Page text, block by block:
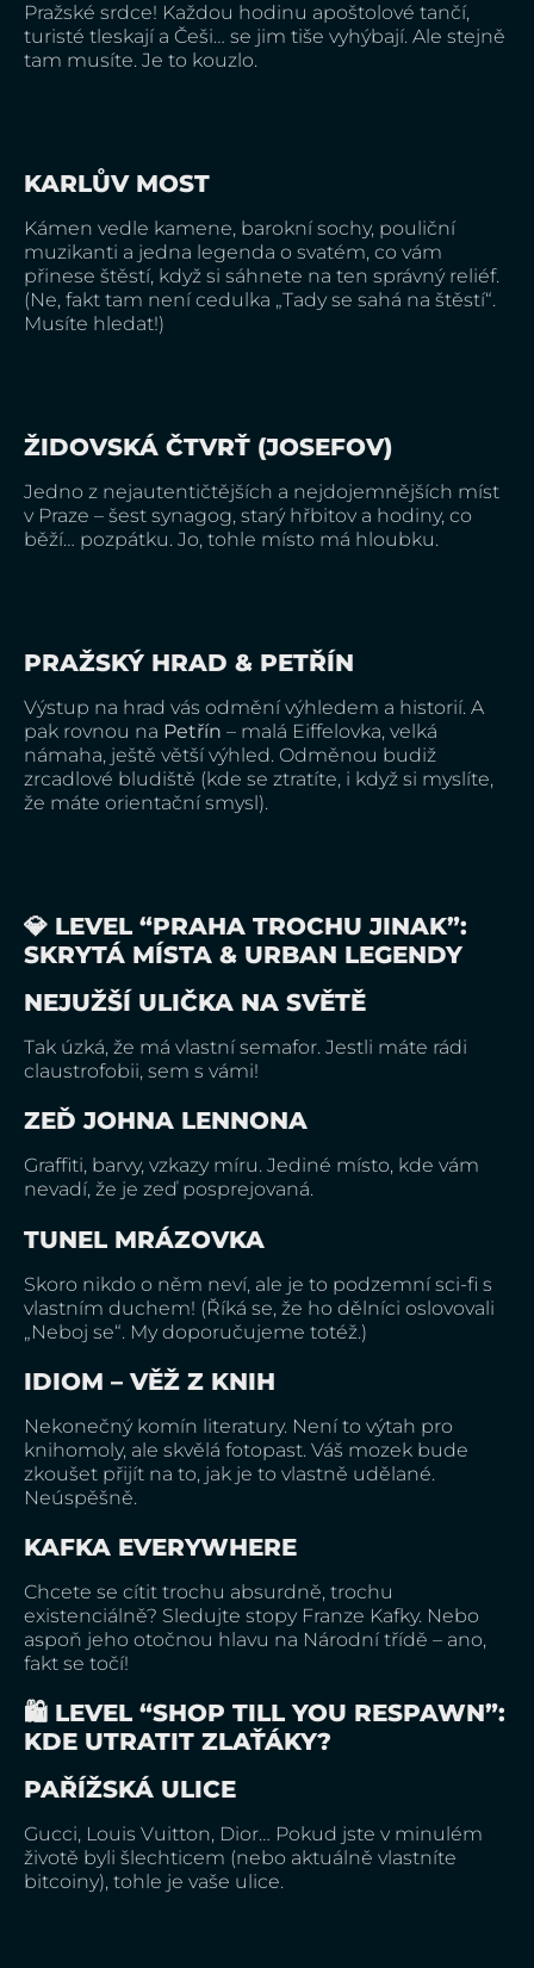
Pražské srdce! Každou hodinu apoštolové tančí,
turisté tleskají a Češi… se jim tiše vyhýbají. Ale stejně
tam musíte. Je to kouzlo.
KARLŮV MOST
Kámen vedle kamene, barokní sochy, pouliční
muzikanti a jedna legenda o svatém, co vám
přinese štěstí, když si sáhnete na ten správný reliéf.
(Ne, fakt tam není cedulka „Tady se sahá na štěstí“.
Musíte hledat!)
ŽIDOVSKÁ ČTVRŤ (JOSEFOV)
Jedno z nejautentičtějších a nejdojemnějších míst
v Praze – šest synagog, starý hřbitov a hodiny, co
běží… pozpátku. Jo, tohle místo má hloubku.
PRAŽSKÝ HRAD & PETŘÍN
Výstup na hrad vás odmění výhledem a historií. A
pak rovnou na Petřín – malá Eiffelovka, velká
námaha, ještě větší výhled. Odměnou budiž
zrcadlové bludiště (kde se ztratíte, i když si myslíte,
že máte orientační smysl).
💎 LEVEL “PRAHA TROCHU JINAK”:
SKRYTÁ MÍSTA & URBAN LEGENDY
NEJUŽŠÍ ULIČKA NA SVĚTĚ
Tak úzká, že má vlastní semafor. Jestli máte rádi
claustrofobii, sem s vámi!
ZEĎ JOHNA LENNONA
Graffiti, barvy, vzkazy míru. Jediné místo, kde vám
nevadí, že je zeď posprejovaná.
TUNEL MRÁZOVKA
Skoro nikdo o něm neví, ale je to podzemní sci-fi s
vlastním duchem! (Říká se, že ho dělníci oslovovali
„Neboj se“. My doporučujeme totéž.)
IDIOM – VĚŽ Z KNIH
Nekonečný komín literatury. Není to výtah pro
knihomoly, ale skvělá fotopast. Váš mozek bude
zkoušet přijít na to, jak je to vlastně udělané.
Neúspěšně.
KAFKA EVERYWHERE
Chcete se cítit trochu absurdně, trochu
existenciálně? Sledujte stopy Franze Kafky. Nebo
aspoň jeho otočnou hlavu na Národní třídě – ano,
fakt se točí!
🛍️ LEVEL “SHOP TILL YOU RESPAWN”:
KDE UTRATIT ZLAŤÁKY?
PAŘÍŽSKÁ ULICE
Gucci, Louis Vuitton, Dior… Pokud jste v minulém
životě byli šlechticem (nebo aktuálně vlastníte
bitcoiny), tohle je vaše ulice.